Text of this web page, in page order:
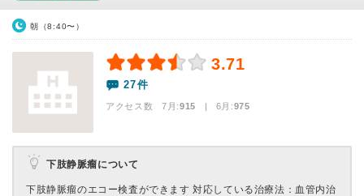
朝（8:40〜）
3.71
27件
アクセス数 7月:915 | 6月:975
下肢静脈瘤について
下肢静脈瘤のエコー検査ができます 対応している治療法：血管内治